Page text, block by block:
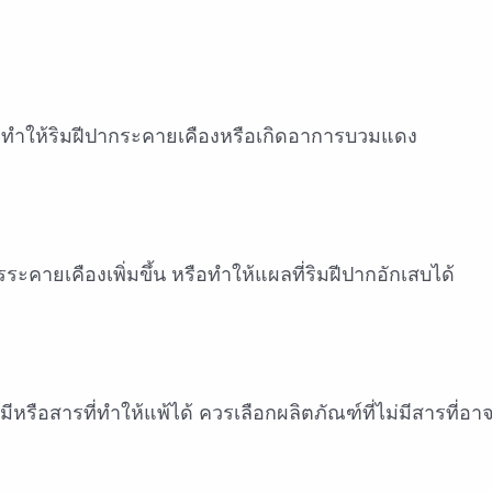
ให้ริมฝีปากระคายเคืองหรือเกิดอาการบวมแดง
คายเคืองเพิ่มขึ้น หรือทำให้แผลที่ริมฝีปากอักเสบได้
รือสารที่ทำให้แพ้ได้ ควรเลือกผลิตภัณฑ์ที่ไม่มีสารที่อา